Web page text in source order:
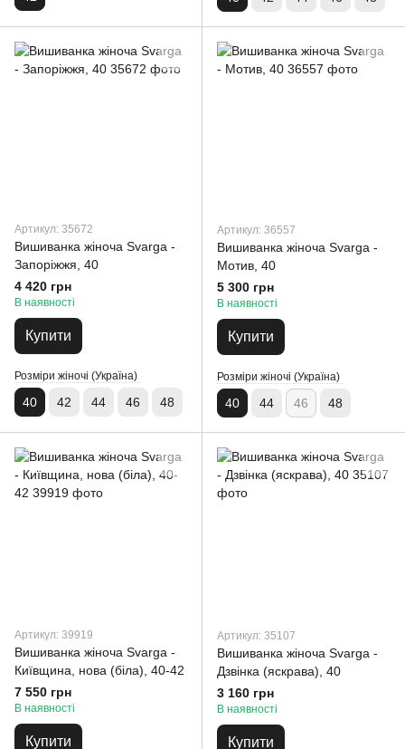
Артикул: 35672
Вишиванка жіноча Svarga -
Запоріжжя, 40
4 420 грн
В наявності
Купити
Розміри жіночі (Україна)
40 42 44 46 48
Артикул: 36557
Вишиванка жіноча Svarga -
Мотив, 40
5 300 грн
В наявності
Купити
Розміри жіночі (Україна)
40 44 46 48
Артикул: 39919
Вишиванка жіноча Svarga -
Київщина, нова (біла), 40-42
7 550 грн
В наявності
Купити
Артикул: 35107
Вишиванка жіноча Svarga -
Дзвінка (яскрава), 40
3 160 грн
В наявності
Купити